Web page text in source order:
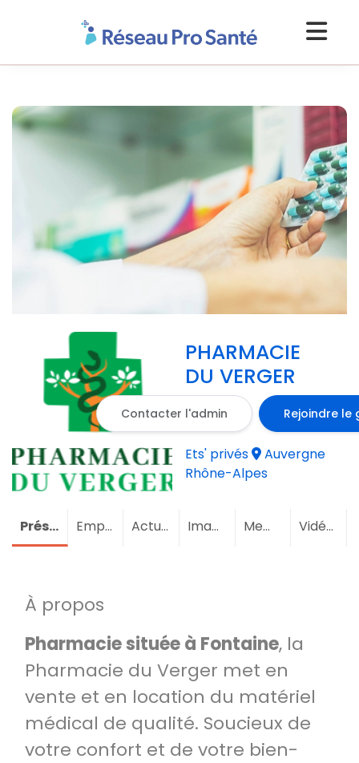
PHARMACIE
DU VERGER
Contacter l'admin Rejoindre le
Ets' privés
Auvergne
Rhône-Alpes
Présentation Emploi (1) Actualités Images Membres Vidéos
À propos
Pharmacie située à Fontaine, la
Pharmacie du Verger met en
vente et en location du matériel
médical de qualité. Soucieux de
votre confort et de votre bien-